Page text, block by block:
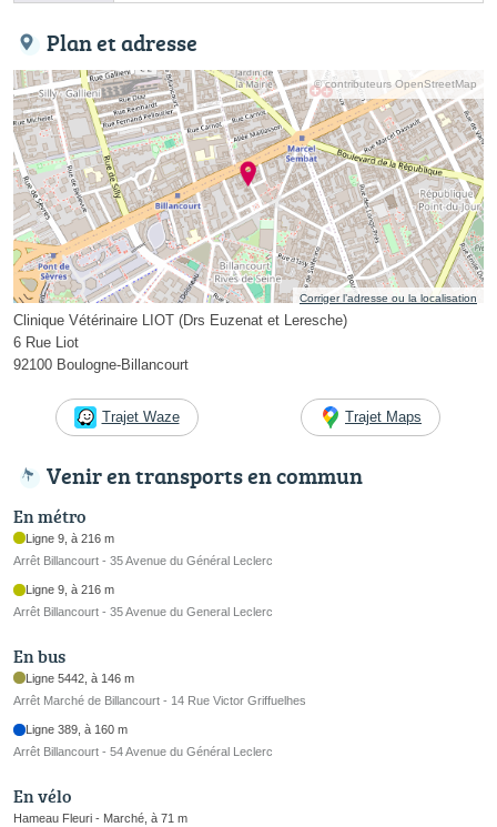
Plan et adresse
© contributeurs OpenStreetMap
Corriger l’adresse ou la localisation
Clinique Vétérinaire LIOT (Drs Euzenat et Leresche)
6 Rue Liot
92100 Boulogne-Billancourt
Trajet Waze Trajet Maps
Venir en transports en commun
En métro
Ligne 9, à 216 m
Arrêt Billancourt - 35 Avenue du Général Leclerc
Ligne 9, à 216 m
Arrêt Billancourt - 35 Avenue du General Leclerc
En bus
Ligne 5442, à 146 m
Arrêt Marché de Billancourt - 14 Rue Victor Griffuelhes
Ligne 389, à 160 m
Arrêt Billancourt - 54 Avenue du Général Leclerc
En vélo
Hameau Fleuri - Marché, à 71 m